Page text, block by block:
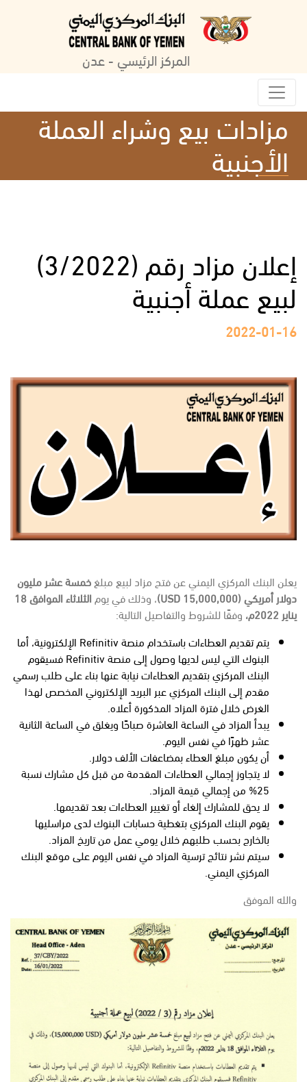
المركز الرئيسي - عدن
مزادات بيع وشراء العملة
الأجنبية
إعلان مزاد رقم (3/2022)
لبيع عملة أجنبية
2022-01-16
يعلن البنك المركزي اليمني عن فتح مزاد لبيع مبلغخمسة عشر مليون
دولار أمريكي (15,000,000 USD
)، وذلكفي يومالثلاثاء الموافق
يناير 2022م،
وفقًا للشروط والتفاصيل التالية:
يتم تقديم العطاءات باستخدام منصة Refinitiv الإلكترونية، أما
البنوك التي ليس لديها وصول إلى منصة Refinitiv
فسيقوم
البنك المركزي بتقديم العطاءات نيابة عنها بناء على طلب رسمي
مقدم إلى البنك المركزي عبر البريد الإلكتروني المخصص لهذا
الغرض خلال فترة المزاد المذكورة أعلاه.
يبدأ المزاد في الساعة العاشرة صباحًا ويغلق في الساعة الثانية
عشر ظهرًا في نفس اليوم.
أن يكون مبلغ العطاء بمضاعفات الألف دولار.
لا يتجاوز إجمالي العطاءات المقدمة من قبل كل مشارك نسبة
25% من إجمالي قيمة المزاد.
لا يحق للمشارك إلغاء أو تغيير العطاءات بعد تقديمها.
يقوم البنك المركزي بتغطية حسابات البنوك لدى مراسليها
بالخارج بحسب طلبهم خلال يومي عمل من تاريخ المزاد.
سيتم نشر نتائج ترسية المزاد في نفس اليوم على موقع البنك
المركزي اليمني.
والله الموفق